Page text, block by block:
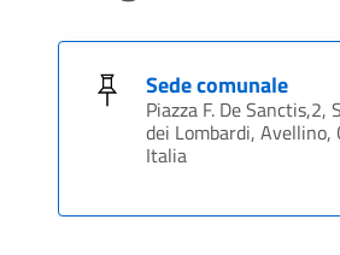
Sede comunale
Piazza F. De Sanctis,2,
dei Lombardi, Avellino,
Italia